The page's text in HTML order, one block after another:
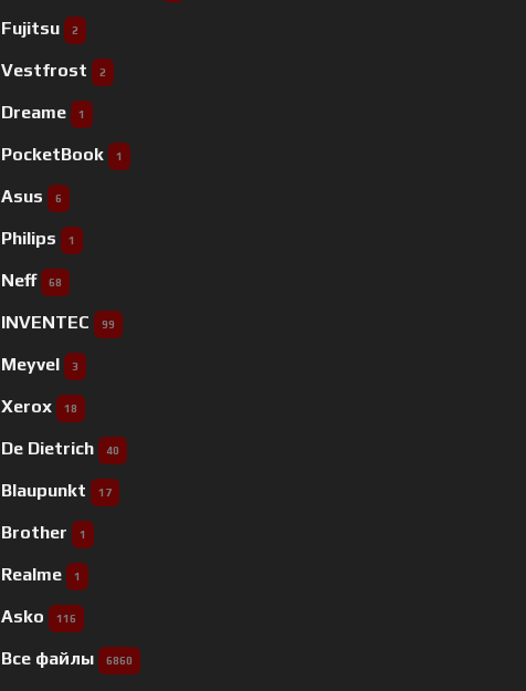
Fujitsu 2
Vestfrost 2
Dreame 1
PocketBook 1
Asus 6
Philips 1
Neff 68
INVENTEC 99
Meyvel 3
Xerox 18
De Dietrich 40
Blaupunkt 17
Brother 1
Realme 1
Asko 116
Все файлы 6860